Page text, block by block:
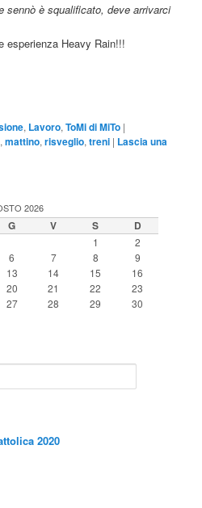
sennò è squalificato, deve arrivarci
esperienza Heavy Rain!!!
, Lavoro,ToMi di MiTo |
,mattino,risveglio,treni | Lascia una
2026
G V S D
1
2
6 7 8
9
13 14 15
16
20 21 22
23
27 28 29
30
2020